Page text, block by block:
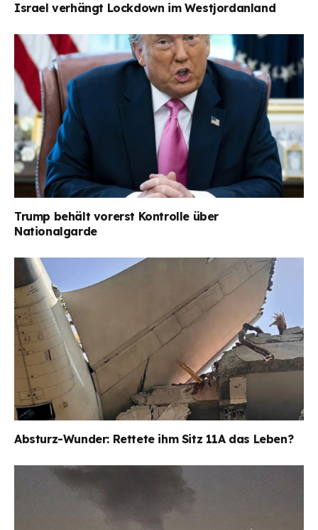
Israel verhängt Lockdown im Westjordanland
Trump behält vorerst Kontrolle über
Nationalgarde
Absturz-Wunder: Rettete ihm Sitz 11A das Leben?